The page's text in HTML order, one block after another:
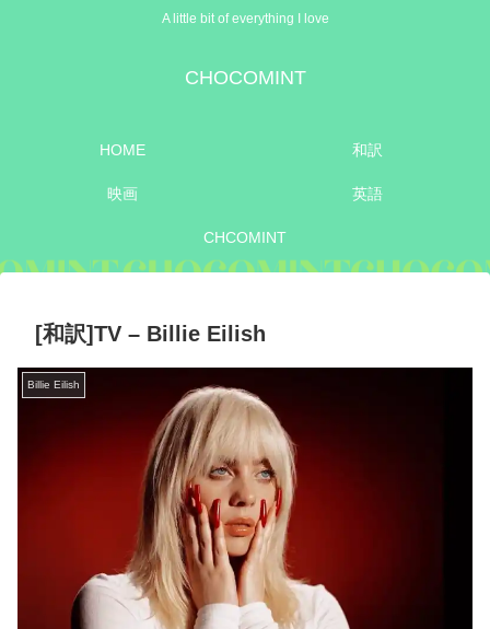
A little bit of everything I love
CHOCOMINT
HOME 和訳
映画 英語
CHCOMINT
[和訳]TV – Billie Eilish
Billie Eilish